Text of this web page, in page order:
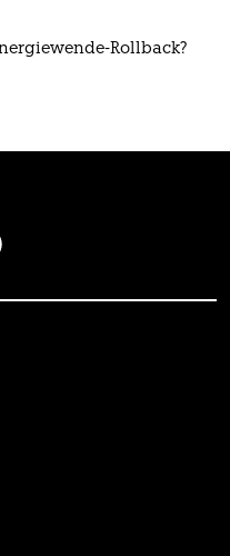
Rollback?